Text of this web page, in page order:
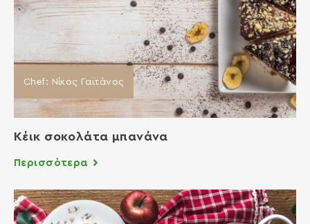
Chef: Νίκος Γαϊτάνος
Κέικ σοκολάτα μπανάνα
Περισσότερα